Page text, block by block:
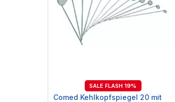
SALE FLASH 19%
Comed Kehlkopfspiegel 20 mit